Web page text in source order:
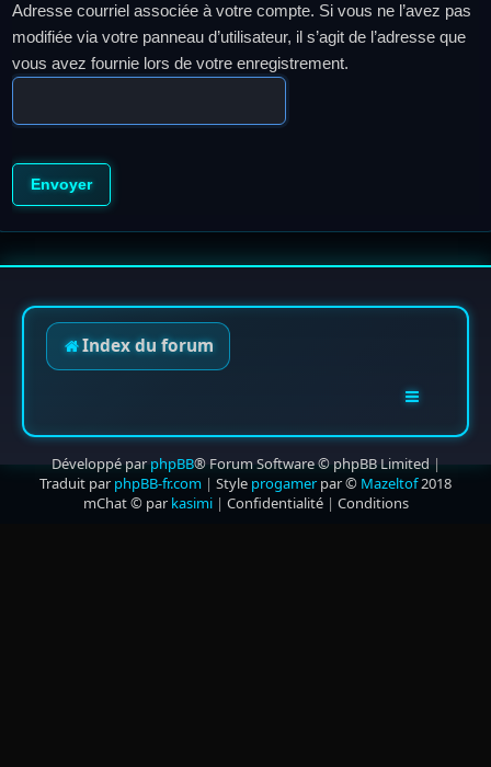
Adresse courriel associée à votre compte. Si vous ne l’avez pas
modifiée via votre panneau d’utilisateur, il s’agit de l’adresse que
vous avez fournie lors de votre enregistrement.
Index du forum
Développé parphpBB® Forum Software © phpBB Limited |
Traduit par phpBB-fr.com | Style progamerpar © Mazeltof2018
mChat © par kasimi| Confidentialité| Conditions